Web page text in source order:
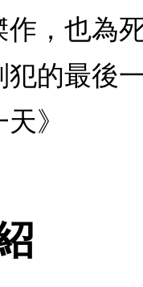
作，也為
的最後
》